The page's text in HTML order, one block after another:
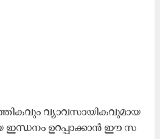
വ്യാ​വ​സാ​യി​ക​വു​മാ​യ
ഇ​ന്ധ​നം ഉ​റ​പ്പാ​ക്കാ​ൻ ഈ ​സ​